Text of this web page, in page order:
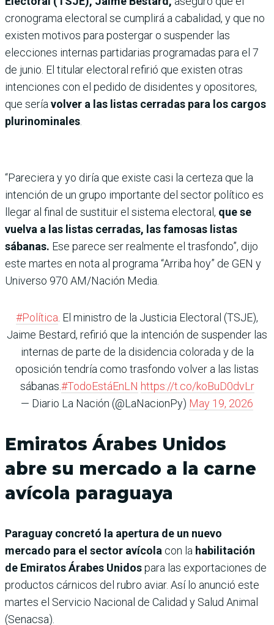
cronograma electoral se cumplirá a cabalidad, y que no
existen motivos para postergar o suspender las
elecciones internas partidarias programadas para el 7
de junio. El titular electoral refirió que existen otras
intenciones con el pedido de disidentes y opositores,
que sería volver a las listas cerradas para los cargos
plurinominales
“Pareciera y yo diría que existe casi la certeza que la
intención de un grupo importante del sector político es
llegar al final de sustituir el sistema electoral, que se
vuelva a las listas cerradas, las famosas listas
sábanas. Ese parece ser realmente el trasfondo”, dijo
este martes en nota al programa “Arriba hoy” de GEN y
Universo 970 AM/Nación Media.
#Política . El ministro de la Justicia Electoral (TSJE),
Jaime Bestard, refirió que la intención de suspender las
internas de parte de la disidencia colorada y de la
oposición tendría como trasfondo volver a las listas
sábanas.#TodoEstáEnLN https://t.co/koBuD0dvLr
— Diario La Nación (@LaNacionPy) May 19, 2026
Emiratos Árabes Unidos
abre su mercado a la carne
avícola paraguaya
Paraguay concretó la apertura de un nuevo
mercado para el sector avícola con la habilitación
de Emiratos Árabes Unidospara las exportaciones de
productos cárnicos del rubro aviar. Así lo anunció este
martes el Servicio Nacional de Calidad y Salud Animal
(Senacsa).